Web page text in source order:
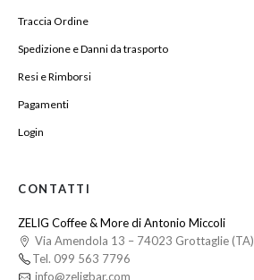
Traccia Ordine
Spedizione e Danni da trasporto
Resi e Rimborsi
Pagamenti
Login
CONTATTI
ZELIG Coffee & More di Antonio Miccoli
Via Amendola 13 – 74023 Grottaglie (TA)
Tel. 099 563 7796
info@zeligbar.com